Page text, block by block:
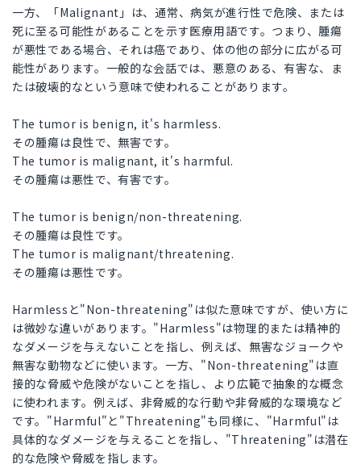
一方、「Malignant」は、通常、病気が進行性で危険、または
死に至る可能性があることを示す医療用語です。つまり、腫瘍
が悪性である場合、それは癌であり、体の他の部分に広がる可
能性があります。一般的な会話では、悪意のある、有害な、ま
たは破壊的なという意味で使われることがあります。
The tumor is benign, it's harmless.
その腫瘍は良性で、無害です。
The tumor is malignant, it's harmful.
その腫瘍は悪性で、有害です。
The tumor is benign/non-threatening.
その腫瘍は良性です。
The tumor is malignant/threatening.
その腫瘍は悪性です。
Harmlessと"Non-threatening"は似た意味ですが、使い方に
は微妙な違いがあります。"Harmless"は物理的または精神的
なダメージを与えないことを指し、例えば、無害なジョークや
無害な動物などに使います。一方、"Non-threatening"は直
接的な脅威や危険がないことを指し、より広範で抽象的な概念
に使われます。例えば、非脅威的な行動や非脅威的な環境など
です。"Harmful"と"Threatening"も同様に、"Harmful"は
具体的なダメージを与えることを指し、"Threatening"は潜在
的な危険や脅威を指します。